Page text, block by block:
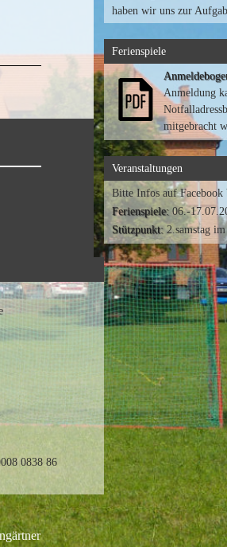
haben wir uns zur
Ferienspiele
Anmeldung
mitgebracht
Veranstaltungen
Bitte Infos auf Facebook
Ferienspiele:06.-
Stützpunkt:2.samstag
0838 86